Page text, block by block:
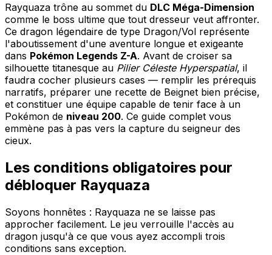
Rayquaza trône au sommet du DLC Méga-Dimension
comme le boss ultime que tout dresseur veut affronter.
Ce dragon légendaire de type Dragon/Vol représente
l'aboutissement d'une aventure longue et exigeante
dans Pokémon Legends Z-A. Avant de croiser sa
silhouette titanesque au Pilier Céleste Hyperspatial, il
faudra cocher plusieurs cases — remplir les prérequis
narratifs, préparer une recette de Beignet bien précise,
et constituer une équipe capable de tenir face à un
Pokémon de niveau 200. Ce guide complet vous
emmène pas à pas vers la capture du seigneur des
cieux.
Les conditions obligatoires pour
débloquer Rayquaza
Soyons honnêtes : Rayquaza ne se laisse pas
approcher facilement. Le jeu verrouille l'accès au
dragon jusqu'à ce que vous ayez accompli trois
conditions sans exception.